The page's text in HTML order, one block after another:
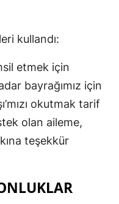
kullandı:
etmek için
bayrağımız için
okutmak tarif
olan aileme,
teşekkür